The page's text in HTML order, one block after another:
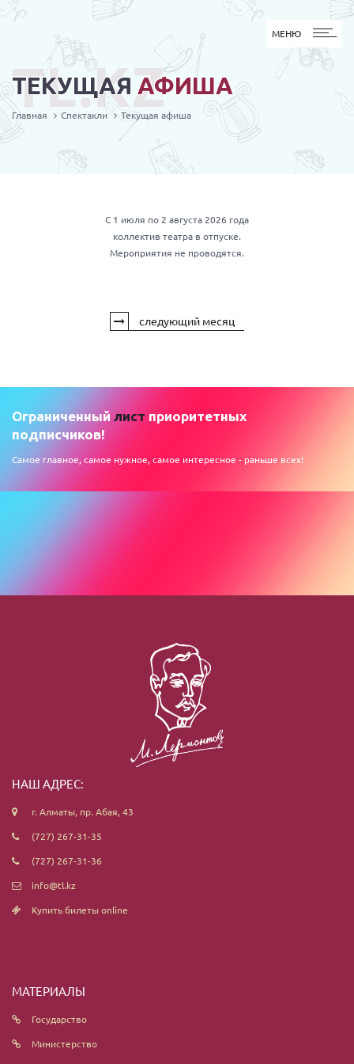
МЕНЮ
МЕНЮ
ТЕКУЩАЯ АФИША
TL.KZ
Главная Спектакли Текущая афиша
С 1 июля по 2 августа 2026 года
коллектив театра в отпуске.
Мероприятия не проводятся.
следующий месяц
Ограниченный лист приоритетных
подписчиков!
Самое главное, самое нужное, самое интересное - раньше всех!
НАШ АДРЕС:
г. Алматы, пр. Абая, 43
(727) 267-31-35
(727) 267-31-36
info@tl.kz
Купить билеты online
МАТЕРИАЛЫ
Государство
Министерство